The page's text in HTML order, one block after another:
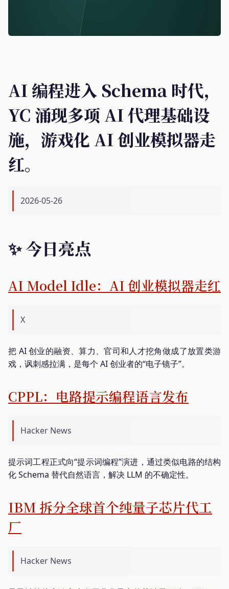
AI 编程进入 Schema 时代，
YC 涌现多项 AI 代理基础设
施，游戏化 AI 创业模拟器走
红。
2026-05-26
✨ 今日亮点
AI Model Idle：AI 创业模拟器走红
X
把 AI 创业的融资、算力、官司和人才挖角做成了放置类游
戏，讽刺感拉满，是每个 AI 创业者的“电子镜子”。
CPPL：电路提示编程语言发布
Hacker News
提示词工程正式向“提示词编程”演进，通过类似电路的结构
化 Schema 替代自然语言，解决 LLM 的不确定性。
IBM 拆分全球首个纯量子芯片代工
厂
Hacker News